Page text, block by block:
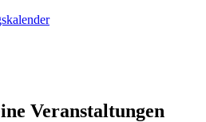
Veranstaltungen